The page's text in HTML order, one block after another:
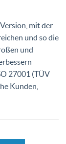
mit der
und so die
und
27001 (TÜV
Kunden,